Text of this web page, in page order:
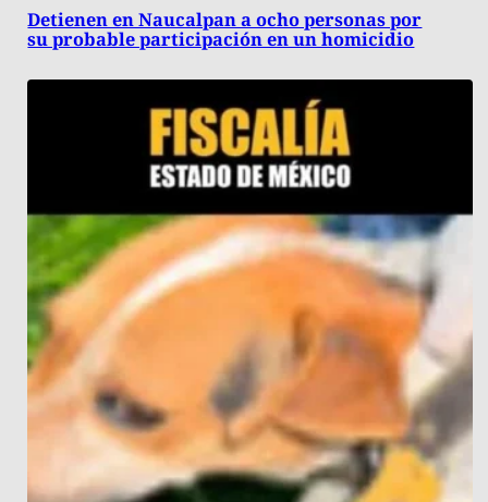
Detienen en Naucalpan a ocho personas por
su probable participación en un homicidio